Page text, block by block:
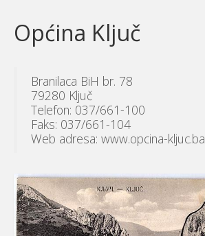
Općina Ključ
Branilaca BiH br. 78
79280 Ključ
Telefon: 037/661-100
Faks: 037/661-104
Web adresa: www.opcina-kljuc.ba